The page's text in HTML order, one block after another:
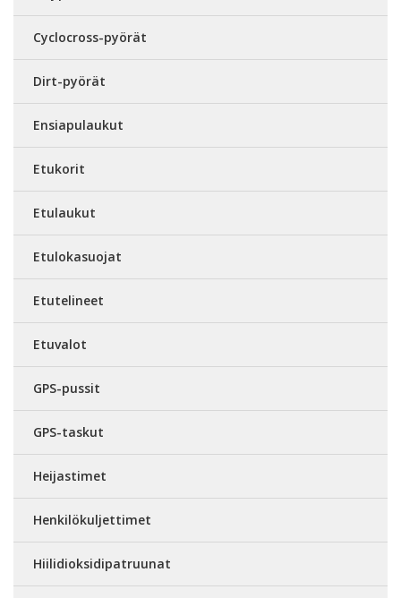
Cyclocross-pyörät
Dirt-pyörät
Ensiapulaukut
Etukorit
Etulaukut
Etulokasuojat
Etutelineet
Etuvalot
GPS-pussit
GPS-taskut
Heijastimet
Henkilökuljettimet
Hiilidioksidipatruunat